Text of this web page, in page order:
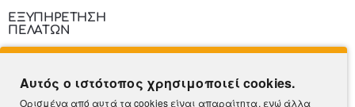
ΕΞΥΠΗΡΕΤΗΣΗ
ΠΕΛΑΤΩΝ
Τρόποι Πληρωμής
Αυτός ο ιστότοπος χρησιμοποιεί cookies.
Ορισμένα από αυτά τα cookies είναι απαραίτητα, ενώ άλλα